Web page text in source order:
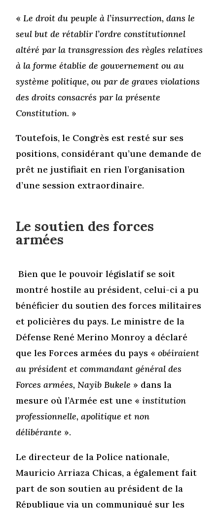
«Le droit du peuple à l’insurrection, dans le
seul but de rétablir l’ordre constitutionnel
altéré par la transgression des règles relatives
à la forme établie de gouvernement ou au
système politique, ou par de graves violations
des droits consacrés par la présente
Constitution. »
Toutefois, le Congrès est resté sur ses
positions, considérant qu’une demande de
prêt ne justifiait en rien l’organisation
d’une session extraordinaire.
Le soutien des forces
armées
Bien que le pouvoir législatif se soit
montré hostile au président, celui-ci a pu
bénéficier du soutien des forces militaires
et policières du pays. Le ministre de la
Défense René Merino Monroy a déclaré
que les Forces armées du pays «obéiraient
au président et commandant général des
Forces armées, Nayib Bukele » dans la
mesure où l’Armée est une «institution
professionnelle, apolitique et non
délibérante ».
Le directeur de la Police nationale,
Mauricio Arriaza Chicas, a également fait
part de son soutien au président de la
République via un communiqué sur les